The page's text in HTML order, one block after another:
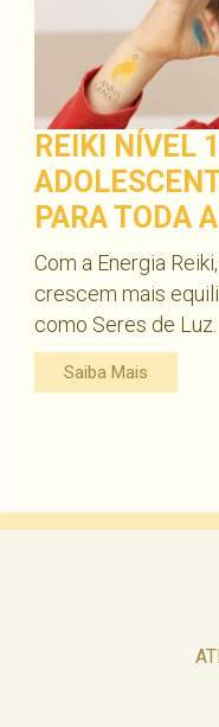
REIKI NÍVEL
PARA TODA
Com a Energia
crescem mais
como Seres de Luz.
Saiba Mais